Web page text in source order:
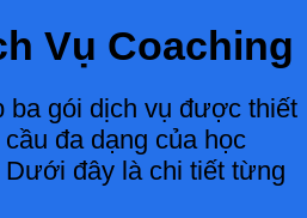
Vụ Coaching
ba gói dịch vụ được thiết
đa dạng của học
đây là chi tiết từng